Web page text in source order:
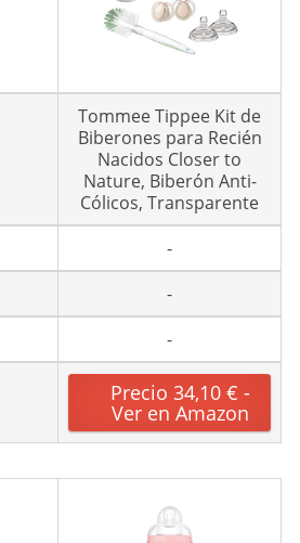
Tommee Tippee Kit de
Biberones para Recién
Nacidos Closer to
Nature, Biberón Anti-
Cólicos, Transparente
-
-
-
Precio 34,10 € -
Ver en Amazon